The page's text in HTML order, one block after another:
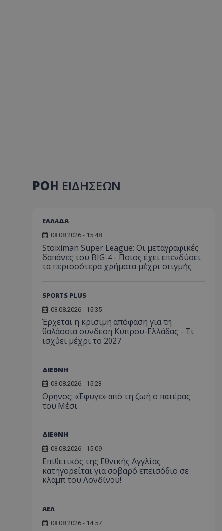
ΡΟΗ ΕΙΔΗΣΕΩΝ
ΕΛΛΑΔΑ
08.08.2026 - 15:48
Stoiximan Super League: Οι μεταγραφικές
δαπάνες του BIG-4 - Ποιος έχει επενδύσει
τα περισσότερα χρήματα μέχρι στιγμής
SPORTS PLUS
08.08.2026 - 15:35
Έρχεται η κρίσιμη απόφαση για τη
θαλάσσια σύνδεση Κύπρου-Ελλάδας - Τι
ισχύει μέχρι το 2027
ΔΙΕΘΝΗ
08.08.2026 - 15:23
Θρήνος: «Έφυγε» από τη ζωή ο πατέρας
του Μέσι
ΔΙΕΘΝΗ
08.08.2026 - 15:09
Επιθετικός της Εθνικής Αγγλίας
κατηγορείται για σοβαρό επεισόδιο σε
κλαμπ του Λονδίνου!
ΑΕΛ
08.08.2026 - 14:57